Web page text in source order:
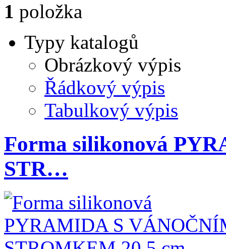
1 položka
Typy katalogů
Obrázkový výpis
Řádkový výpis
Tabulkový výpis
Forma silikonová
STR…